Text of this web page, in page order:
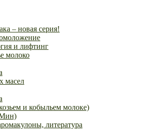
– новая серия!
и лифтинг
молоко
масел
и кобыльем молоке)
литература